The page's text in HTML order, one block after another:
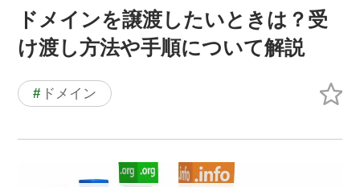
ドメインを譲渡したいときは？受
け渡し方法や手順について解説
# ドメイン